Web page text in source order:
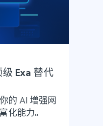
Exa 替代
的 AI 增强网
化能力。